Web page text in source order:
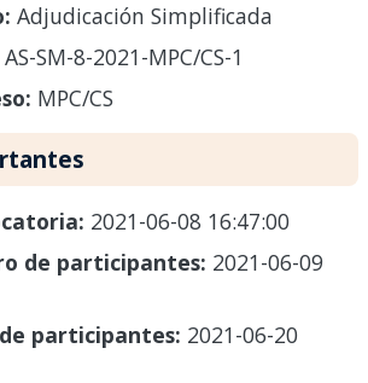
Adjudicación Simplificada
AS-SM-8-2021-MPC/CS-1
MPC/CS
2021-06-08 16:47:00
de participantes: 2021-06-09
participantes: 2021-06-20